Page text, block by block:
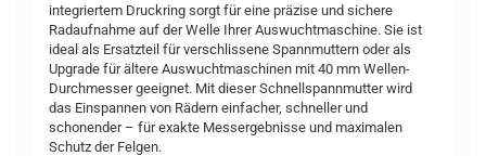
integriertem Druckring sorgt für eine präzise und sichere
Radaufnahme auf der Welle Ihrer Auswuchtmaschine. Sie ist
ideal als Ersatzteil für verschlissene Spannmuttern oder als
Upgrade für ältere Auswuchtmaschinen mit 40 mm Wellen-
Durchmesser geeignet. Mit dieser Schnellspannmutter wird
das Einspannen von Rädern einfacher, schneller und
schonender – für exakte Messergebnisse und maximalen
Schutz der Felgen.